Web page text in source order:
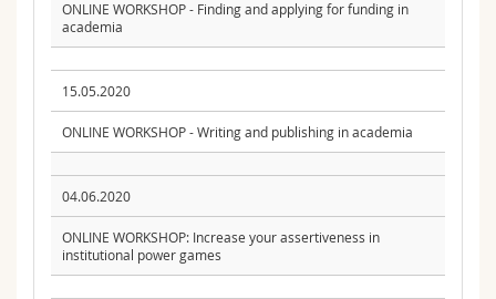
ONLINE WORKSHOP - Finding and applying for funding in
academia
15.05.2020
ONLINE WORKSHOP - Writing and publishing in academia
04.06.2020
ONLINE WORKSHOP: Increase your assertiveness in
institutional power games